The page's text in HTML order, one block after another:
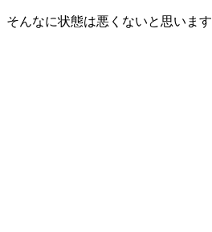
んなに状態は悪くないと思います